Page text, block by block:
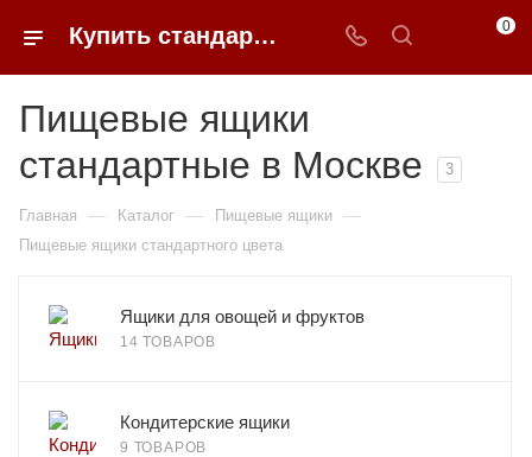
Купить стандартные пищевые ящики в Москве | 0FFER 0
Пищевые ящики
стандартные в Москве
3
Главная — Каталог — Пищевые ящики —
Пищевые ящики стандартного цвета
Ящики для овощей и фруктов
14 ТОВАРОВ
Кондитерские ящики
9 ТОВАРОВ